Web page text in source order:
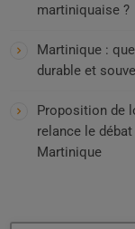
martiniquaise ?
Martinique :
durable et
Proposition de
relance le
Martinique